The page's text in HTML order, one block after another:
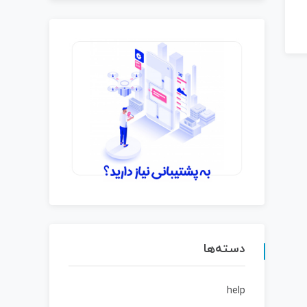
دسته‌ها
help